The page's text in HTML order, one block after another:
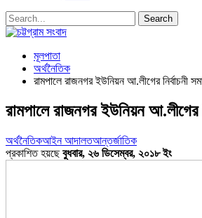
মূলপাতা
অর্থনৈতিক
রামপালে রাজনগর ইউনিয়ন আ.লীগের নির্বাচনী
রামপালে রাজনগর ইউনিয়ন আ.লীগের
অর্থনৈতিকআইন আদালতআন্তর্জাতিক
প্রকাশিত হয়ছেবুধবার, ২৬ ডিসেম্বর, ২০১৮ ইং